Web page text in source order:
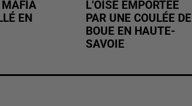
MAFIA
EN
L’OISE EMPORTÉE
PAR UNE COULÉE DE
BOUE EN HAUTE-
SAVOIE